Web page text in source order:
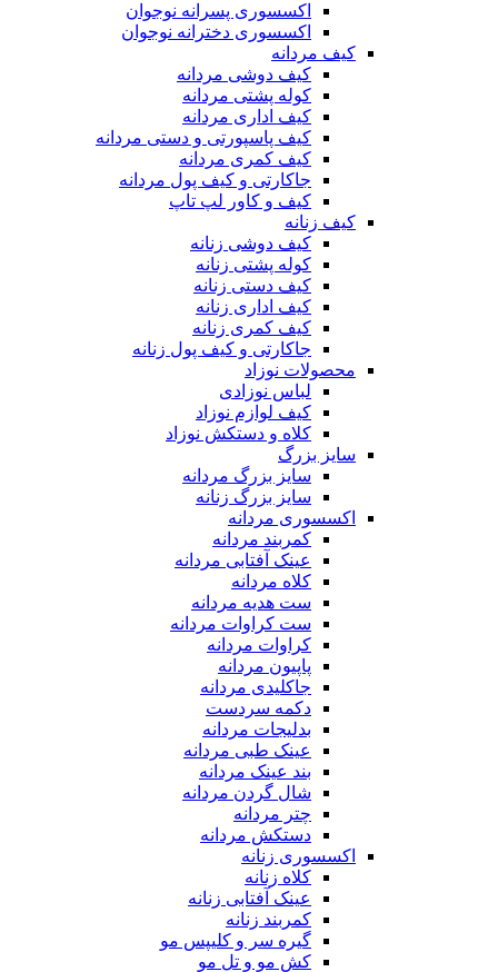
اکسسوری پسرانه نوجوان
اکسسوری دخترانه نوجوان
کیف مردانه
کیف دوشی مردانه
کوله پشتی مردانه
کیف اداری مردانه
کیف پاسپورتی و دستی مردانه
کیف کمری مردانه
جاکارتی و کیف پول مردانه
کیف و کاور لپ تاپ
کیف زنانه
کیف دوشی زنانه
کوله پشتی زنانه
کیف دستی زنانه
کیف اداری زنانه
کیف کمری زنانه
جاکارتی و کیف پول زنانه
محصولات نوزاد
لباس نوزادی
کیف لوازم نوزاد
کلاه و دستکش نوزاد
سایز بزرگ
سایز بزرگ مردانه
سایز بزرگ زنانه
اکسسوری مردانه
کمربند مردانه
عینک آفتابی مردانه
کلاه مردانه
ست هدیه مردانه
ست کراوات مردانه
کراوات مردانه
پاپیون مردانه
جاکلیدی مردانه
دکمه سردست
بدلیجات مردانه
عینک طبی مردانه
بند عینک مردانه
شال گردن مردانه
چتر مردانه
دستکش مردانه
اکسسوری زنانه
کلاه زنانه
عینک آفتابی زنانه
کمربند زنانه
گیره سر و کلیپس مو
کش مو و تل مو